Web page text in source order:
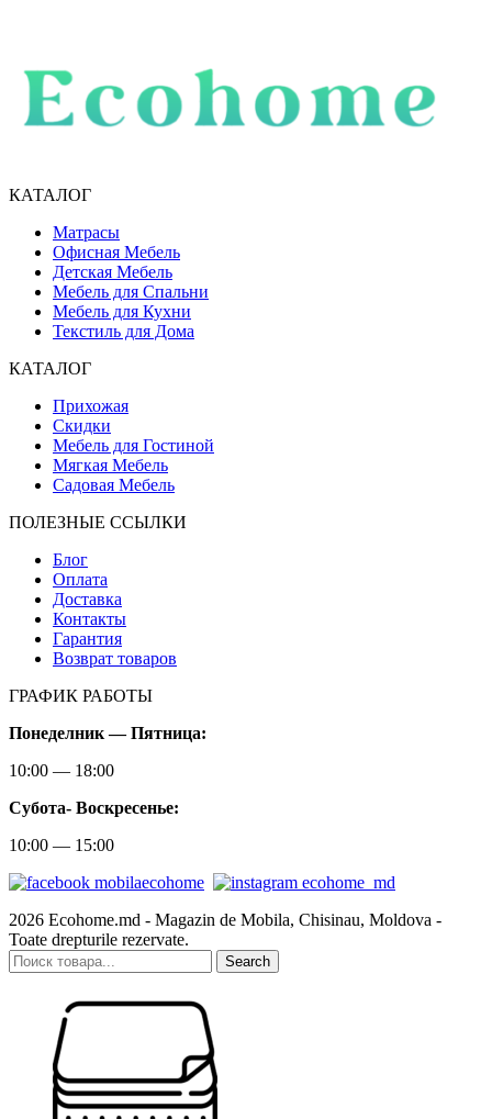
КАТАЛОГ
Матрасы
Офисная Мебель
Детская Мебель
Мебель для Спальни
Мебель для Кухни
Текстиль для Дома
КАТАЛОГ
Прихожая
Скидки
Мебель для Гостиной
Мягкая Мебель
Садовая Мебель
ПОЛЕЗНЫЕ ССЫЛКИ
Блог
Оплата
Доставка
Контакты
Гарантия
Возврат товаров
ГРАФИК РАБОТЫ
Понеделник — Пятница:
10:00 — 18:00
Субота- Воскресенье:
10:00 — 15:00
2026 Ecohome.md - Magazin de Mobila, Chisinau, Moldova -
Toate drepturile rezervate.
Search